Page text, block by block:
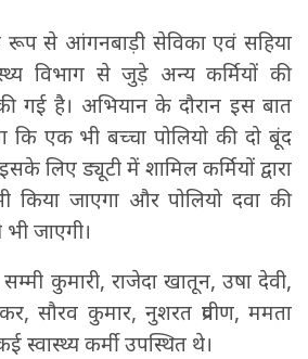
से आंगनबाड़ी सेविका एवं सहिया
विभाग से जुड़े अन्य कर्मियों की
की गई है। अभियान के दौरान इस बात
कि एक भी बच्चा पोलियो की दो बूंद
लिए ड्यूटी में शामिल कर्मियों द्वारा
किया जाएगा और पोलियो दवा की
जाएगी।
कुमारी, राजेदा खातून, उषा देवी,
सौरव कुमार, नुशरत प्रवीण, ममता
स्वास्थ्य कर्मी उपस्थित थे।